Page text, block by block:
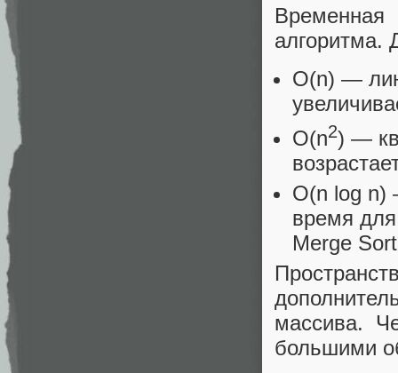
алгоритма.
O(n) —
O(n2) —
O(n log⁡ n)
время
Merge
массива.
большими